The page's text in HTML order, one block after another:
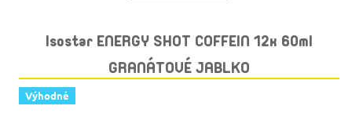
Isostar ENERGY SHOT COFFEIN 12x 60ml
GRANÁTOVÉ JABLKO
Výhodné